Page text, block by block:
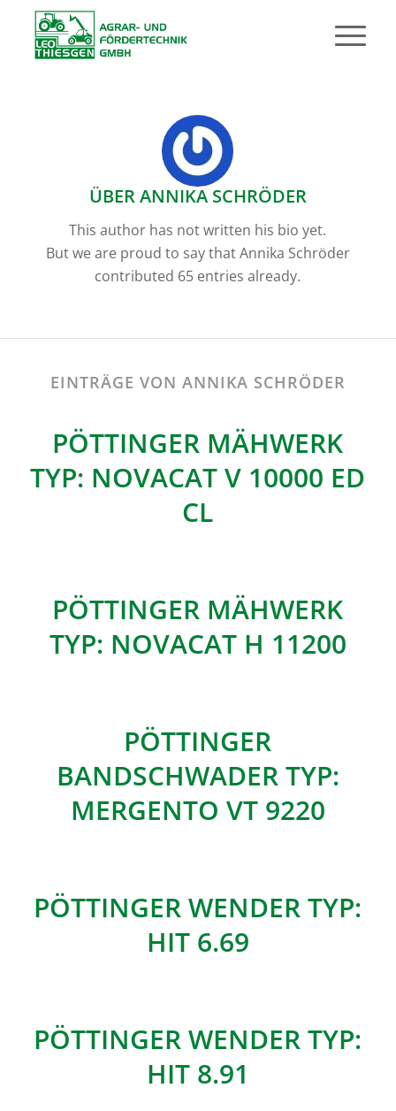
ÜBERANNIKA SCHRÖDER
This author has not written his bio yet.
But we are proud to say thatAnnika Schröder
contributed 65 entries already.
EINTRÄGE VON ANNIKA SCHRÖDER
PÖTTINGER MÄHWERK
TYP: NOVACAT V 10000 ED
CL
PÖTTINGER MÄHWERK
TYP: NOVACAT H 11200
PÖTTINGER
BANDSCHWADER TYP:
MERGENTO VT 9220
PÖTTINGER WENDER TYP:
HIT 6.69
PÖTTINGER WENDER TYP:
HIT 8.91